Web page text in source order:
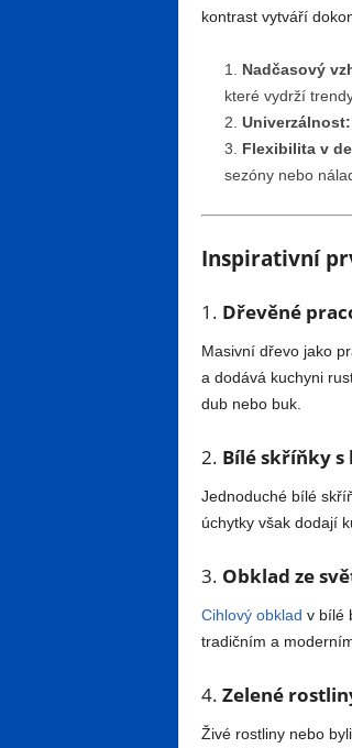
kontrast vytváří
Nadčasový
které vydrží
Univerzálnost:
Flexibilita v
sezóny nebo
Inspirativní
1. Dřevěné
Masivní dřevo jako
a dodává kuchyni
dub nebo buk.
2. Bílé skříňky
Jednoduché bílé
úchytky však dodají
3. Obklad ze
Cihlový obklad v bílé
tradičním a
4. Zelené
Živé rostliny nebo